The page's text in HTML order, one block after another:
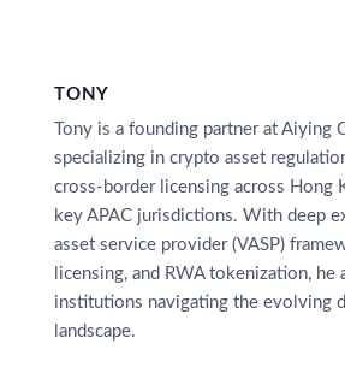
TONY
Tony is a founding partner at Aiying
specializing in crypto asset
cross-border licensing across Hong
key APAC jurisdictions. With deep
asset service provider (VASP)
licensing, and RWA tokenization, he
institutions navigating the evolving
landscape.